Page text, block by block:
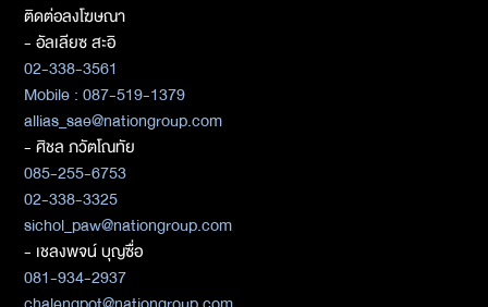
ติดต่อลงโฆษณา
- อัลเลียซ สะอิ
02-338-3561
Mobile : 087-519-1379
allias_sae@nationgroup.com
- ศิชล ภวัตโณทัย
085-255-6753
02-338-3325
sichol_paw@nationgroup.com
- เชลงพจน์ บุญซื่อ
081-934-2937